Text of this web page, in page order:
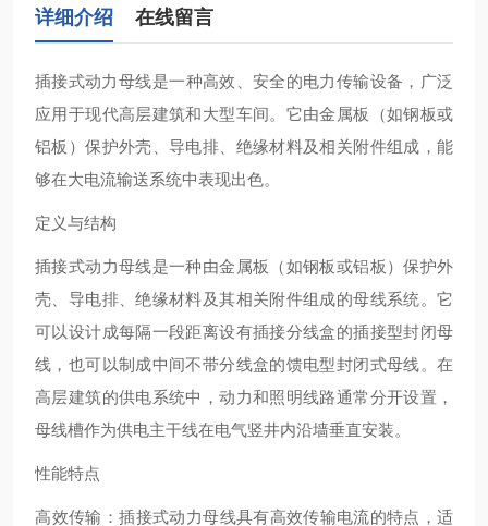
详细介绍 在线留言
插接式动力母线‌是一种高效、安全的电力传输设备，广泛
应用于现代高层建筑和大型车间。它由金属板（如钢板或
铝板）保护外壳、导电排、绝缘材料及相关附件组成，能
够在大电流输送系统中表现出色‌。
定义与结构
插接式动力母线是一种由金属板（如钢板或铝板）保护外
壳、导电排、绝缘材料及其相关附件组成的母线系统。它
可以设计成每隔一段距离设有插接分线盒的插接型封闭母
线，也可以制成中间不带分线盒的馈电型封闭式母线。在
高层建筑的供电系统中，动力和照明线路通常分开设置，
母线槽作为供电主干线在电气竖井内沿墙垂直安装‌。
性能特点
‌高效传输‌：插接式动力母线具有高效传输电流的特点，适